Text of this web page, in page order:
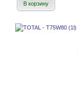
В корзину